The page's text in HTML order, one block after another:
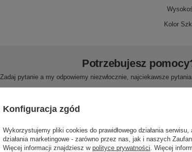
Kolor
Potrzebujesz
Zadaj pytanie a my odpowiemy niezwłocznie, najciekawsze
Napisz
Konfiguracja zgód
Wykorzystujemy pliki cookies do prawidłowego działania
działania marketingowe - zarówno przez nas, jak i naszych
Więcej informacji znajdziesz w polityce prywatności . Więcej